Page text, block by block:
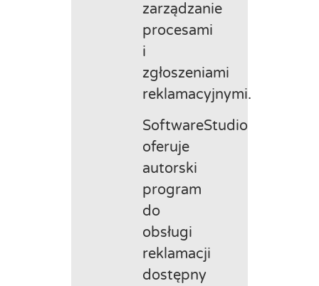
zarządzanie
procesami
i
zgłoszeniami
reklamacyjnymi.
SoftwareStudio
oferuje
autorski
program
do
obsługi
reklamacji
dostępny